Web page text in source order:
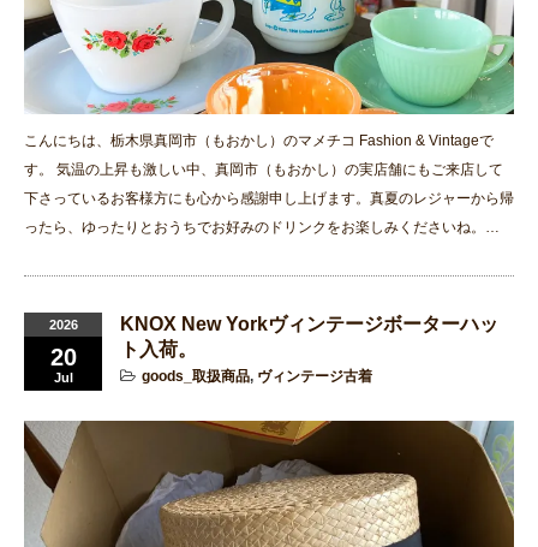
こんにちは、栃木県真岡市（もおかし）のマメチコ Fashion & Vintageで
す。 気温の上昇も激しい中、真岡市（もおかし）の実店舗にもご来店して
下さっているお客様方にも心から感謝申し上げます。真夏のレジャーから帰
ったら、ゆったりとおうちでお好みのドリンクをお楽しみくださいね。…
2026
20
Jul
KNOX New Yorkヴィンテージボーターハッ
ト入荷。
goods_取扱商品, ヴィンテージ古着